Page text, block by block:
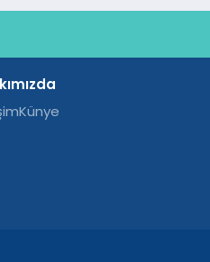
Künye